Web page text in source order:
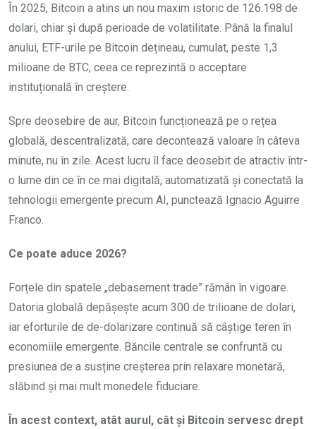
În 2025, Bitcoin a atins un nou maxim istoric de 126.198 de
dolari, chiar și după perioade de volatilitate. Până la finalul
anului, ETF-urile pe Bitcoin dețineau, cumulat, peste 1,3
milioane de BTC, ceea ce reprezintă o acceptare
instituțională în creștere.
Spre deosebire de aur, Bitcoin funcționează pe o rețea
globală, descentralizată, care decontează valoare în câteva
minute, nu în zile. Acest lucru îl face deosebit de atractiv într-
o lume din ce în ce mai digitală, automatizată și conectată la
tehnologii emergente precum AI, punctează Ignacio Aguirre
Franco.
Ce poate aduce 2026?
Forțele din spatele „debasement trade” rămân în vigoare.
Datoria globală depășește acum 300 de trilioane de dolari,
iar eforturile de de-dolarizare continuă să câștige teren în
economiile emergente. Băncile centrale se confruntă cu
presiunea de a susține creșterea prin relaxare monetară,
slăbind și mai mult monedele fiduciare.
În acest context, atât aurul, cât și Bitcoin servesc drept